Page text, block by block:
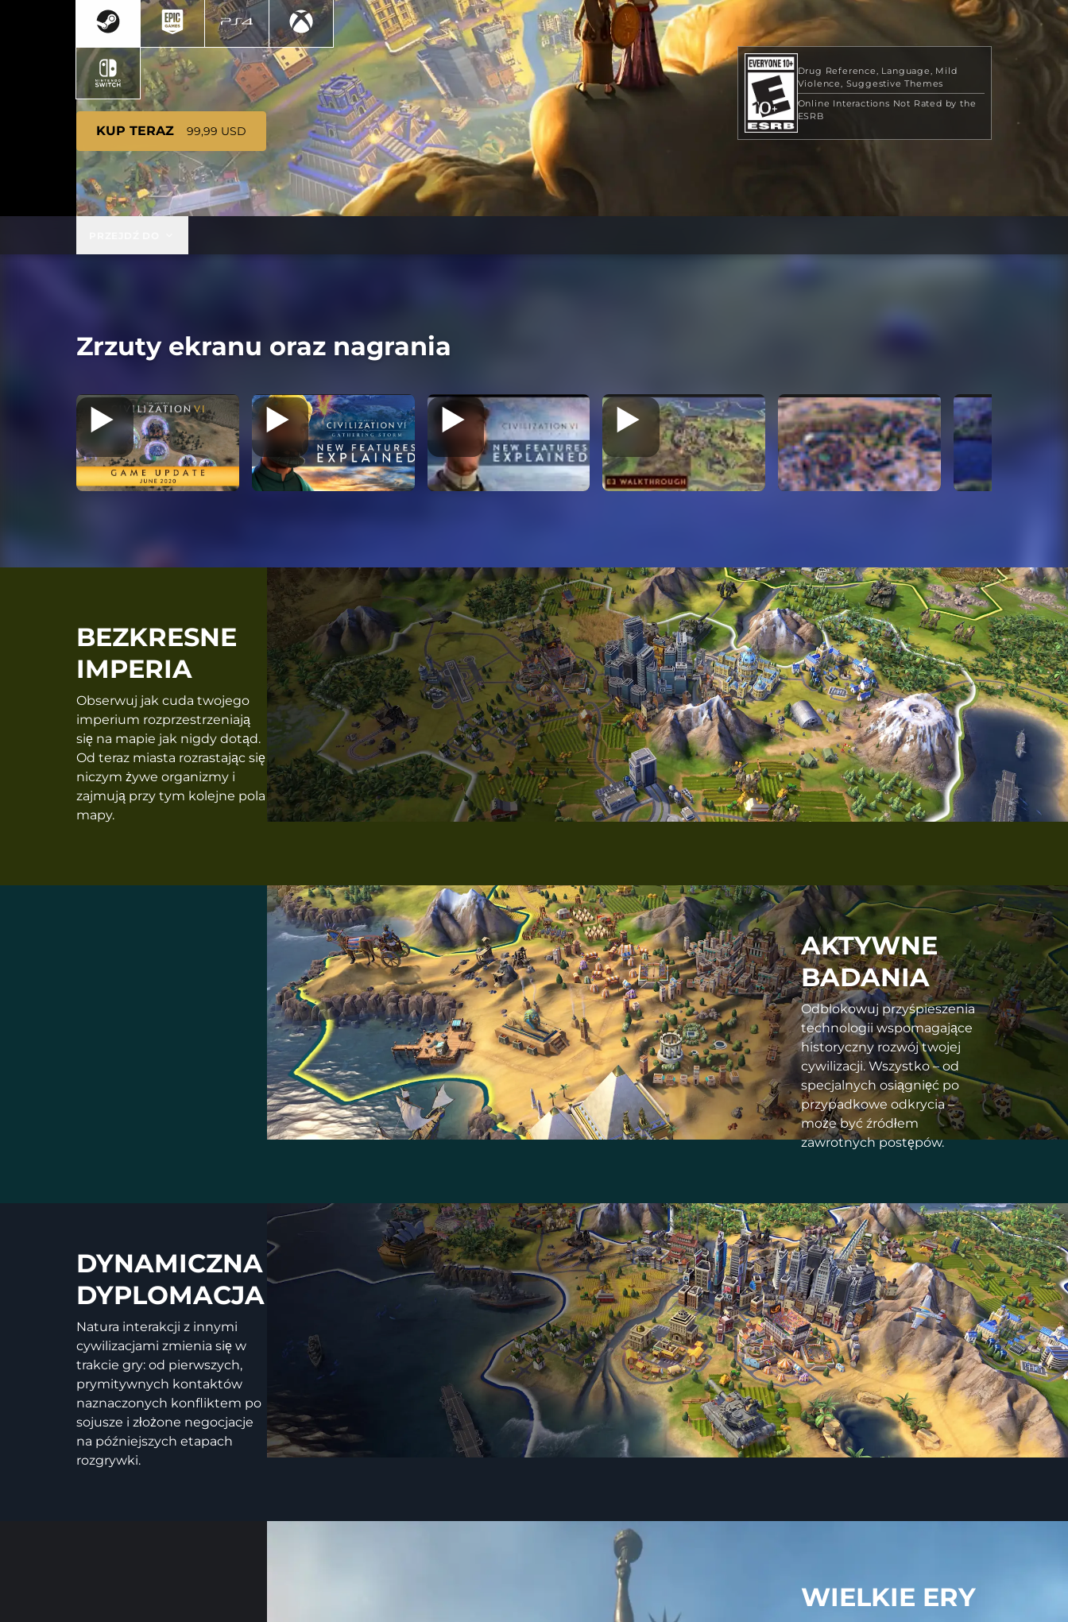
Drug Reference Language
Mild
Violence
Suggestive Themes
Online Interactions Not Rated by the
ESRB
KUP TERAZ 99,99 USD
Zrzuty ekranu oraz nagrania
BEZKRESNE
IMPERIA
Obserwuj jak cuda twojego
imperium rozprzestrzeniają
się na mapie jak nigdy dotąd.
Od teraz miasta rozrastając się
niczym żywe organizmy i
zajmują przy tym kolejne pola
mapy.
AKTYWNE
BADANIA
Odblokowuj przyśpieszenia
technologii wspomagające
historyczny rozwój twojej
cywilizacji. Wszystko – od
specjalnych osiągnięć po
przypadkowe odkrycia –
może być źródłem
zawrotnych postępów.
DYNAMICZNA
DYPLOMACJA
Natura interakcji z innymi
cywilizacjami zmienia się w
trakcie gry: od pierwszych,
prymitywnych kontaktów
naznaczonych konfliktem po
sojusze i złożone negocjacje
na późniejszych etapach
rozgrywki.
WIELKIE ERY